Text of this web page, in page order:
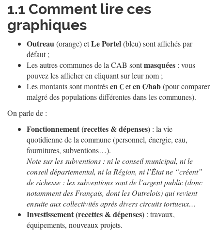
1.1 Comment lire ces
graphiques
Outreau(orange) etLe Portel(bleu) sont affichés par
défaut ;
Les autres communes de la CAB sontmasquées : vous
pouvez les afficher en cliquant sur leur nom ;
Les montants sont montrésen €eten €/hab(pour comparer
malgré des populations différentes dans les communes).
On parle de :
Fonctionnement (recettes & dépenses) : la vie
quotidienne de la commune (personnel, énergie, eau,
fournitures, subventions…).
Note sur les subventions : ni le conseil municipal, ni le
conseil départemental, ni la Région, ni l’État ne “créent”
de richesse : les subventions sont de l’argent public (donc
notamment des Français, dont les Outrelois) qui revient
ensuite aux collectivités après divers circuits tortueux…
Investissement (recettes & dépenses) : travaux,
équipements, nouveaux projets.